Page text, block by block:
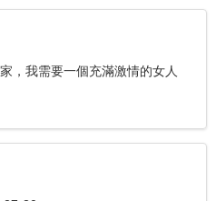
，我需要一個充滿激情的女人